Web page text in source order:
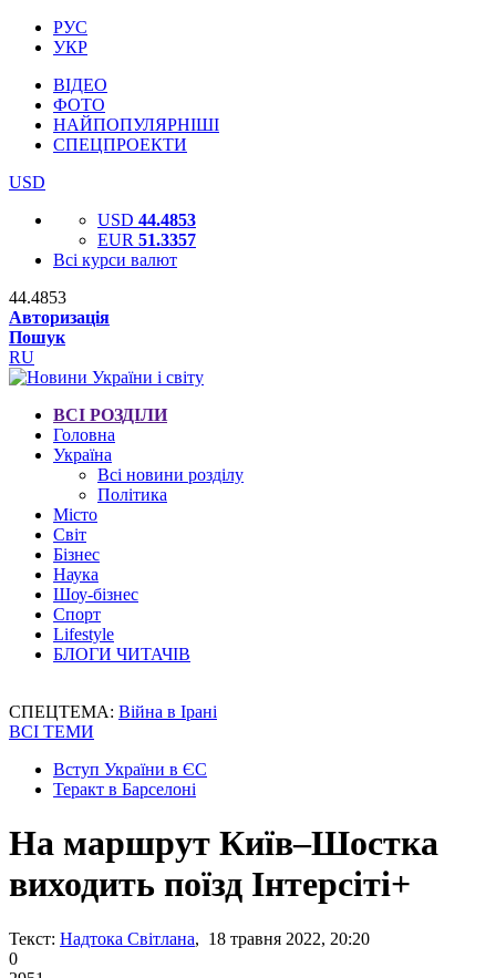
РУС
УКР
ВІДЕО
ФОТО
НАЙПОПУЛЯРНІШІ
СПЕЦПРОЕКТИ
USD
USD 44.4853
EUR 51.3357
Всі курси валют
44.4853
Авторизація
Пошук
RU
ВСІ РОЗДІЛИ
Головна
Україна
Всі новини розділу
Політика
Місто
Світ
Бізнес
Наука
Шоу-бізнес
Спорт
Lifestyle
БЛОГИ ЧИТАЧІВ
СПЕЦТЕМА: Війна в Ірані
ВСІ ТЕМИ
Вступ України в ЄС
Теракт в Барселоні
На маршрут Київ–Шостка
виходить поїзд Інтерсіті+
Текст: Надтока Світлана, 18 травня 2022, 20:20
0